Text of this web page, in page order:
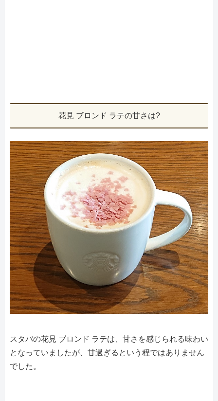
花見 ブロンド ラテの甘さは?
スタバの花見 ブロンド ラテは、甘さを感じられる味わい
となっていましたが、甘過ぎるという程ではありません
でした。